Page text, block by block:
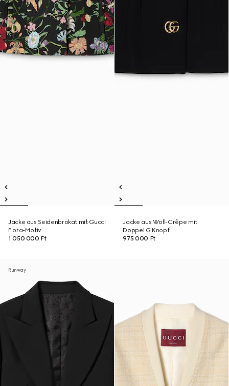
Jacke aus Seidenbrokat mit Gucci
Flora-Motiv
1 050 000 Ft
Jacke aus Woll-Crêpe mit
Doppel G Knopf
975 000 Ft
Runway